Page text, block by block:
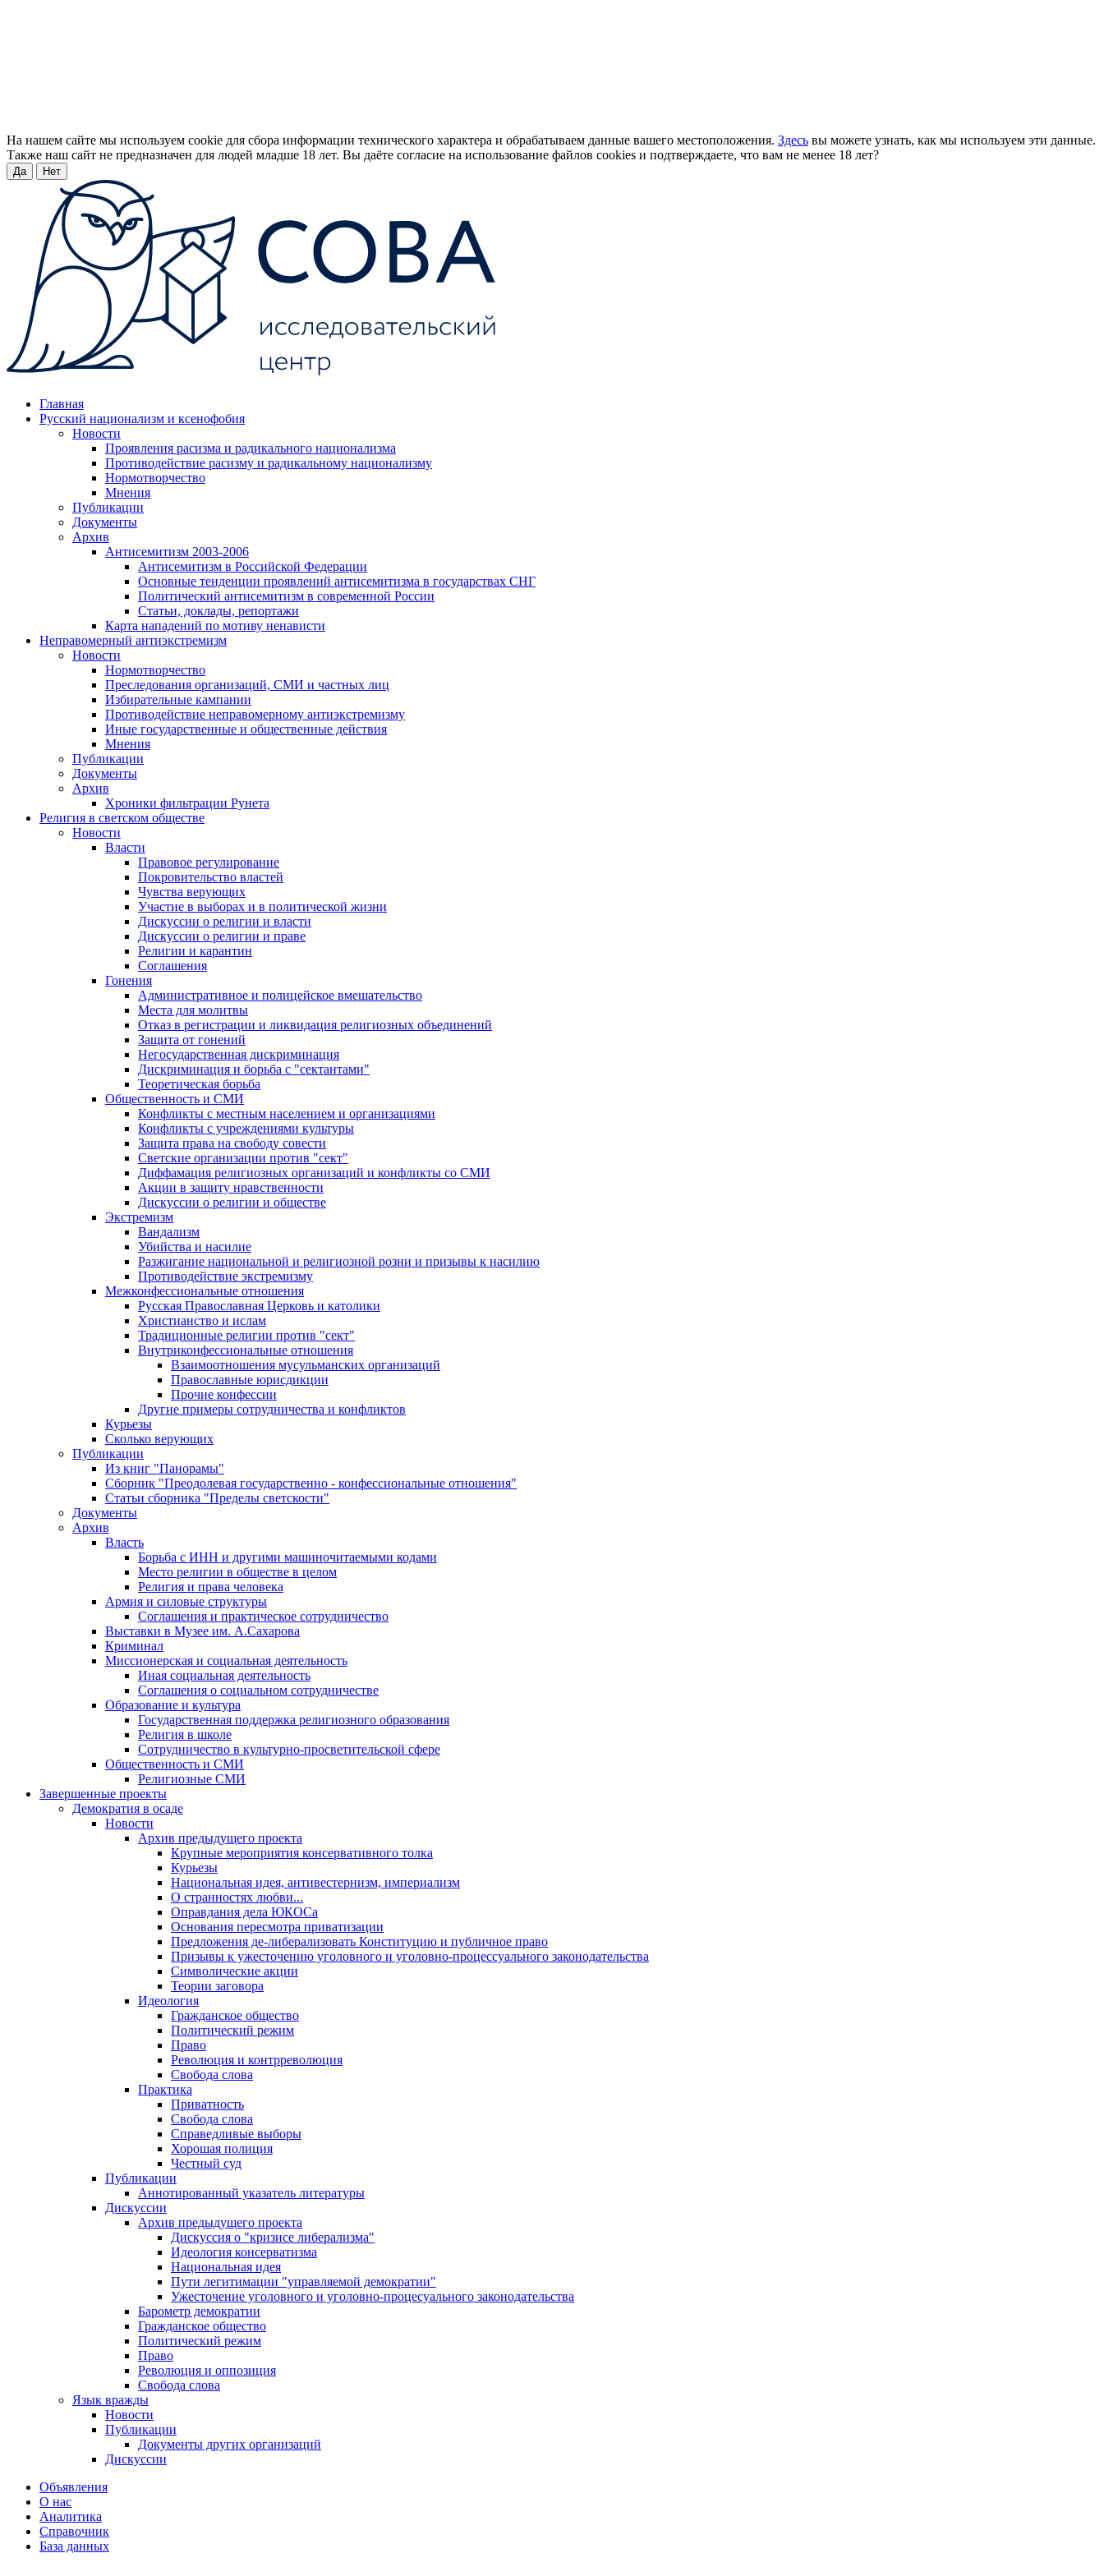
На нашем сайте мы используем cookie для сбора информации технического характера и обрабатываем данные вашего местоположения. Здесь вы можете узнать, как мы используем эти данные.
Также наш сайт не предназначен для людей младше 18 лет. Вы даёте согласие на использование файлов cookies и подтверждаете, что вам не менее 18 лет?
Да Нет
Главная
Русский национализм и ксенофобия
Новости
Проявления расизма и радикального национализма
Противодействие расизму и радикальному национализму
Нормотворчество
Мнения
Публикации
Документы
Архив
Антисемитизм 2003-2006
Антисемитизм в Российской Федерации
Основные тенденции проявлений антисемитизма в государствах СНГ
Политический антисемитизм в современной России
Статьи, доклады, репортажи
Карта нападений по мотиву ненависти
Неправомерный антиэкстремизм
Новости
Нормотворчество
Преследования организаций, СМИ и частных лиц
Избирательные кампании
Противодействие неправомерному антиэкстремизму
Иные государственные и общественные действия
Мнения
Публикации
Документы
Архив
Хроники фильтрации Рунета
Религия в светском обществе
Новости
Власти
Правовое регулирование
Покровительство властей
Чувства верующих
Участие в выборах и в политической жизни
Дискуссии о религии и власти
Дискуссии о религии и праве
Религии и карантин
Соглашения
Гонения
Административное и полицейское вмешательство
Места для молитвы
Отказ в регистрации и ликвидация религиозных объединений
Защита от гонений
Негосударственная дискриминация
Дискриминация и борьба с "сектантами"
Теоретическая борьба
Общественность и СМИ
Конфликты с местным населением и организациями
Конфликты с учреждениями культуры
Защита права на свободу совести
Светские организации против "сект"
Диффамация религиозных организаций и конфликты со СМИ
Акции в защиту нравственности
Дискуссии о религии и обществе
Экстремизм
Вандализм
Убийства и насилие
Разжигание национальной и религиозной розни и призывы к насилию
Противодействие экстремизму
Межконфессиональные отношения
Русская Православная Церковь и католики
Христианство и ислам
Традиционные религии против "сект"
Внутриконфессиональные отношения
Взаимоотношения мусульманских организаций
Православные юрисдикции
Прочие конфессии
Другие примеры сотрудничества и конфликтов
Курьезы
Сколько верующих
Публикации
Из книг "Панорамы"
Сборник "Преодолевая государственно - конфессиональные отношения"
Статьи сборника "Пределы светскости"
Документы
Архив
Власть
Борьба с ИНН и другими машиночитаемыми кодами
Место религии в обществе в целом
Религия и права человека
Армия и силовые структуры
Соглашения и практическое сотрудничество
Выставки в Музее им. А.Сахарова
Криминал
Миссионерская и социальная деятельность
Иная социальная деятельность
Соглашения о социальном сотрудничестве
Образование и культура
Государственная поддержка религиозного образования
Религия в школе
Сотрудничество в культурно-просветительской сфере
Общественность и СМИ
Религиозные СМИ
Завершенные проекты
Демократия в осаде
Новости
Архив предыдущего проекта
Крупные мероприятия консервативного толка
Курьезы
Национальная идея, антивестернизм, империализм
О странностях любви...
Оправдания дела ЮКОСа
Основания пересмотра приватизации
Предложения де-либерализовать Конституцию и публичное право
Призывы к ужесточению уголовного и уголовно-процессуального законодательства
Символические акции
Теории заговора
Идеология
Гражданское общество
Политический режим
Право
Революция и контрреволюция
Свобода слова
Практика
Приватность
Свобода слова
Справедливые выборы
Хорошая полиция
Честный суд
Публикации
Аннотированный указатель литературы
Дискуссии
Архив предыдущего проекта
Дискуссия о "кризисе либерализма"
Идеология консерватизма
Национальная идея
Пути легитимации "управляемой демократии"
Ужесточение уголовного и уголовно-процесуального законодательства
Барометр демократии
Гражданское общество
Политический режим
Право
Революция и оппозиция
Свобода слова
Язык вражды
Новости
Публикации
Документы других организаций
Дискуссии
Объявления
О нас
Аналитика
Справочник
База данных